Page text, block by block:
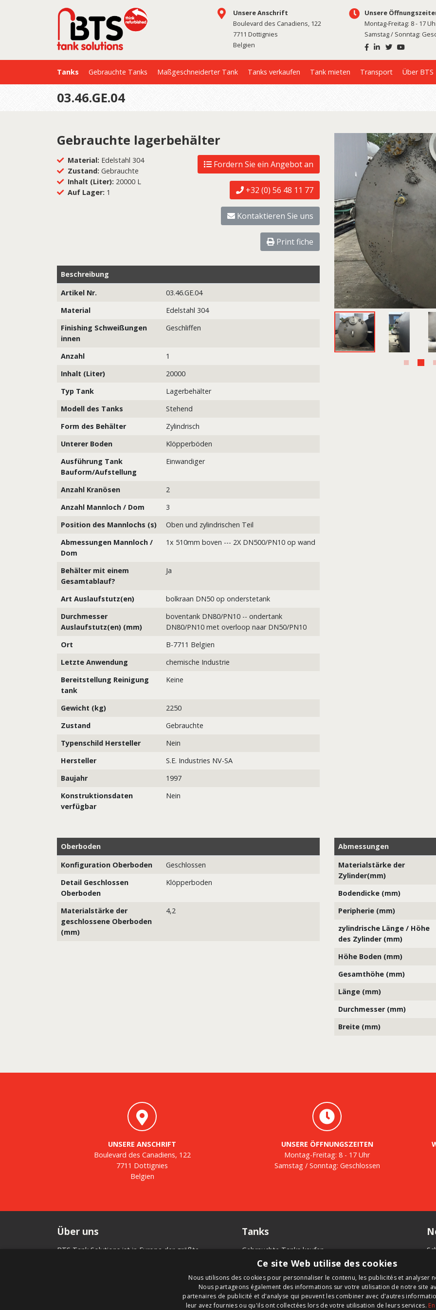
Unsere Anschrift
Boulevard des Canadiens, 122
7711 Dottignies
Belgien
Unsere
Montag-Freitag: 8 - 17
Samstag / Sonntag:
Tanks Gebrauchte Tanks Maßgeschneiderter Tank Tanks verkaufen Tank mieten Transport Über BTS
03.46.GE.04
Gebrauchte lagerbehälter
Material: Edelstahl 304
Zustand: Gebrauchte
Inhalt (Liter): 20000 L
Auf Lager: 1
Fordern Sie ein Angebot an
+32 (0) 56 48 11 77
Kontaktieren Sie uns
Print fiche
Beschreibung
Artikel Nr.
03.46.GE.04
Material
Edelstahl 304
Finishing Schweißungen
innen
Geschliffen
Anzahl
1
Inhalt (Liter)
20000
Typ Tank
Lagerbehälter
Modell des Tanks
Stehend
Form des Behälter
Zylindrisch
Unterer Boden
Klöpperböden
Ausführung Tank
Bauform/Aufstellung
Einwandiger
Anzahl Kranösen
2
Anzahl Mannloch / Dom
3
Position des Mannlochs (s)
Oben und zylindrischen Teil
Abmessungen Mannloch /
Dom
1x 510mm boven --- 2X DN500/PN10 op wand
Behälter mit einem
Gesamtablauf?
Ja
Art Auslaufstutz(en)
bolkraan DN50 op onderstetank
Durchmesser
Auslaufstutz(en) (mm)
boventank DN80/PN10 -- ondertank
DN80/PN10 met overloop naar DN50/PN10
Ort
B-7711 Belgien
Letzte Anwendung
chemische Industrie
Bereitstellung Reinigung
tank
Keine
Gewicht (kg)
2250
Zustand
Gebrauchte
Typenschild Hersteller
Nein
Hersteller
S.E. Industries NV-SA
Baujahr
1997
Konstruktionsdaten
verfügbar
Nein
Oberboden
Konfiguration Oberboden
Geschlossen
Detail Geschlossen
Oberboden
Klöpperboden
Materialstärke der
geschlossene Oberboden
(mm)
4,2
Abmessungen
Materialstärke der
Zylinder(mm)
Bodendicke (mm)
Peripherie (mm)
zylindrische Länge / Höhe
des Zylinder (mm)
Höhe Boden (mm)
Gesamthöhe (mm)
Länge (mm)
Durchmesser (mm)
Breite (mm)
UNSERE ANSCHRIFT
Boulevard des Canadiens, 122
7711 Dottignies
Belgien
UNSERE ÖFFNUNGSZEITEN
Montag-Freitag: 8 - 17 Uhr
Samstag / Sonntag: Geschlossen
Über uns
BTS Tank Solutions ist in Europa der größte
BTS Tank Solutions passt gebrauchte Tanks gemäß
Ihren Anforderungen an und stellt neue Tanks her.
Fragen Sie bei BTS Tank Solutions an, wenn Sie
Tanks
Gebrauchte Tanks kaufen
Tank kaufen
Tanks verkaufen
Maßgeschneiderter Tank
Ce site Web utilise des cookies
Nous utilisons des cookies pour personnaliser le contenu, les publicités et analyser
Nous partageons également des informations sur votre utilisation de notre site
partenaires de publicité et d'analyse qui peuvent les combiner avec d'autres
leur avez fournies ou qu'ils ont collectées lors de votre utilisation de leurs services.